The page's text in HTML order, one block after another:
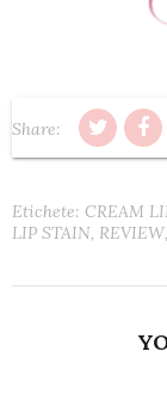
Share:
Etichete: CREAM
LIP STAIN, REVIEW,